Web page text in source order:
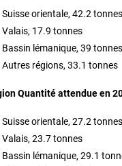
Suisse orientale, 42.2 tonnes
Valais, 17.9 tonnes
Bassin lémanique, 39 tonnes
Autres régions, 33.1 tonnes
Quantité attendue en
Suisse orientale, 27.2 tonnes
Valais, 23.7 tonnes
Bassin lémanique, 29.1